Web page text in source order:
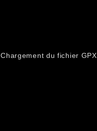
Chargement du fichier GPX